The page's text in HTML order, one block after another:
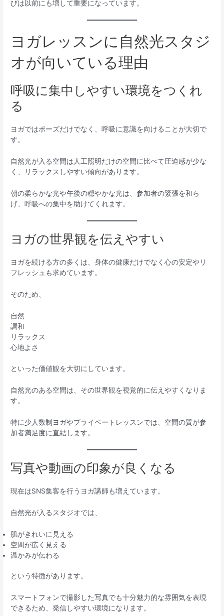
びは以前にも増して重要になっています。
ヨガレッスンに自然光スタジ
オが向いている理由
呼吸に集中しやすい環境をつくれ
る
ヨガではポーズだけでなく、呼吸に意識を向けることが大切で
す。
自然光が入る空間は人工照明だけの空間に比べて圧迫感が少な
く、リラックスしやすい傾向があります。
朝の柔らかな光や午後の穏やかな光は、参加者の緊張を和ら
げ、呼吸への集中を助けてくれます。
ヨガの世界観を伝えやすい
ヨガを続ける方の多くは、身体の健康だけでなく心の安定やリ
フレッシュも求めています。
そのため、
自然
調和
リラックス
心地よさ
といった価値観を大切にしています。
自然光のある空間は、その世界観を視覚的に伝えやすくなりま
す。
特に少人数制ヨガやプライベートレッスンでは、空間の質が参
加者満足度に直結します。
写真や動画の印象が良くなる
現在はSNS集客を行うヨガ講師も増えています。
自然光が入るスタジオでは、
肌がきれいに見える
空間が広く見える
温かみが伝わる
という特徴があります。
スマートフォンで撮影した写真でも十分魅力的な雰囲気を表現
できるため、発信しやすい環境になります。